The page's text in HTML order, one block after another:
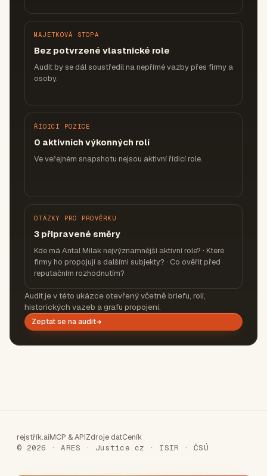
MAJETKOVÁ STOPA
Bez potvrzené vlastnické role
Audit by se dál soustředil na nepřímé vazby přes firmy a
osoby.
ŘÍDICÍ POZICE
0 aktivních výkonných rolí
Ve veřejném snapshotu nejsou aktivní řídicí role.
OTÁZKY PRO PROVĚRKU
3 připravené směry
Kde má Antal Milak nejvýznamnější aktivní role? · Které
firmy ho propojují s dalšími subjekty? · Co ověřit před
reputačním rozhodnutím?
Audit je v této ukázce otevřený včetně briefu, rolí,
historických vazeb a grafu propojení.
Zeptat se na audit
rejstřík.aiMCP & APIZdroje datCeník
© 2026 · ARES · Justice.cz · ISIR · ČSÚ